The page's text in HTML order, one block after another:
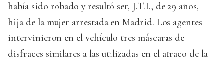
había sido robado y resultó ser, J.T.I., de 29 años,
hija de la mujer arrestada en Madrid. Los agentes
intervinieron en el vehículo tres máscaras de
disfraces similares a las utilizadas en el atraco de la